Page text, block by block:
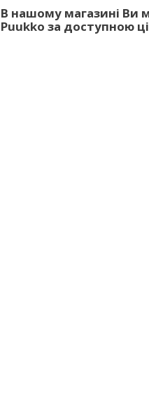
В нашому магазині Ви
Puukko за доступною